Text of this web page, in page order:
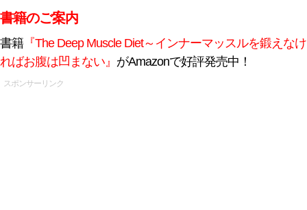
書籍のご案内
書籍『The Deep Muscle Diet～インナーマッスルを鍛えなけ
ればお腹は凹まない』 がAmazonで好評発売中！
スポンサーリンク